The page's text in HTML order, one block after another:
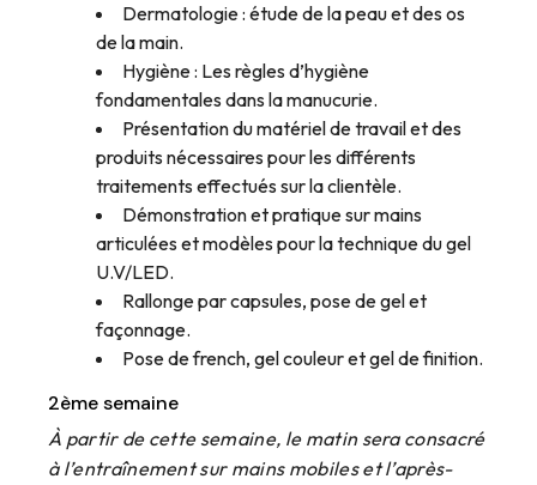
Dermatologie : étude de la peau et des os
de la main.
Hygiène : Les règles d’hygiène
fondamentales dans la manucurie.
Présentation du matériel de travail et des
produits nécessaires pour les différents
traitements effectués sur la clientèle.
Démonstration et pratique sur mains
articulées et modèles pour la technique du gel
U.V/LED.
Rallonge par capsules, pose de gel et
façonnage.
Pose de french, gel couleur et gel de finition.
2ème semaine
À partir de cette semaine, le matin sera consacré
à l’entraînement sur mains mobiles et l’après-